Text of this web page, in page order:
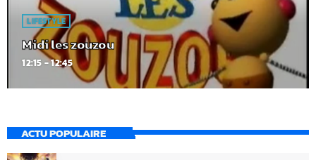
LIFESTYLE
Midi les zouzou
12:15 - 12:45
ACTU POPULAIRE